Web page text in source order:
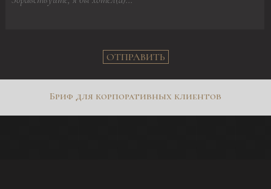
ОТПРАВИТЬ
Бриф для корпоративных клиентов